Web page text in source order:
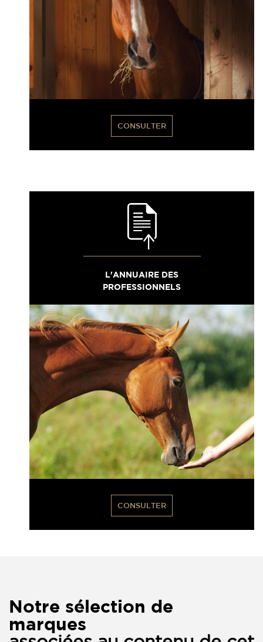
CONSULTER
L'ANNUAIRE DES
PROFESSIONNELS
CONSULTER
Notre sélection de
marques